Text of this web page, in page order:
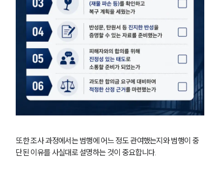
또한 조사 과정에서는 범행에 어느 정도 관여했는지와 범행이 중
단된 이유를 사실대로 설명하는 것이 중요합니다.